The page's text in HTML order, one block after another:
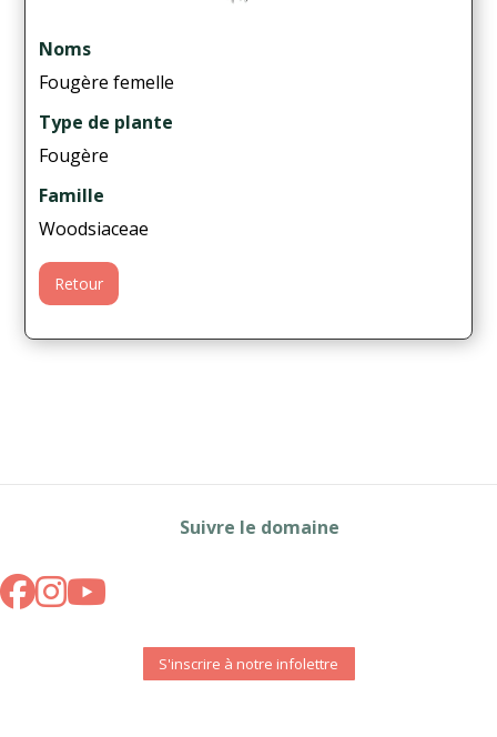
Noms
Fougère femelle
Type de plante
Fougère
Famille
Woodsiaceae
Retour
Suivre le domaine
S'inscrire à notre infolettre